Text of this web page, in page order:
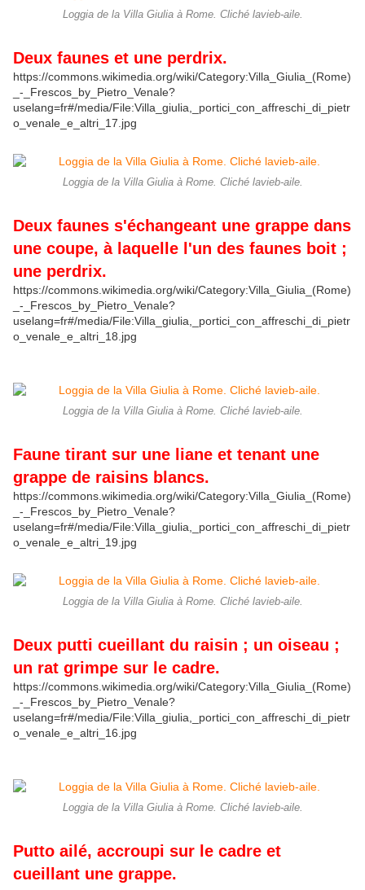
Loggia de la Villa Giulia à Rome. Cliché lavieb-aile.
Deux faunes et une perdrix.
https://commons.wikimedia.org/wiki/Category:Villa_Giulia_(Rome)
_-_Frescos_by_Pietro_Venale?
uselang=fr#/media/File:Villa_giulia,_portici_con_affreschi_di_pietr
o_venale_e_altri_17.jpg
Loggia de la Villa Giulia à Rome. Cliché lavieb-aile.
Deux faunes s'échangeant une grappe dans
une coupe, à laquelle l'un des faunes boit ;
une perdrix.
https://commons.wikimedia.org/wiki/Category:Villa_Giulia_(Rome)
_-_Frescos_by_Pietro_Venale?
uselang=fr#/media/File:Villa_giulia,_portici_con_affreschi_di_pietr
o_venale_e_altri_18.jpg
Loggia de la Villa Giulia à Rome. Cliché lavieb-aile.
Faune tirant sur une liane et tenant une
grappe de raisins blancs.
https://commons.wikimedia.org/wiki/Category:Villa_Giulia_(Rome)
_-_Frescos_by_Pietro_Venale?
uselang=fr#/media/File:Villa_giulia,_portici_con_affreschi_di_pietr
o_venale_e_altri_19.jpg
Loggia de la Villa Giulia à Rome. Cliché lavieb-aile.
Deux putti cueillant du raisin ; un oiseau ;
un rat grimpe sur le cadre.
https://commons.wikimedia.org/wiki/Category:Villa_Giulia_(Rome)
_-_Frescos_by_Pietro_Venale?
uselang=fr#/media/File:Villa_giulia,_portici_con_affreschi_di_pietr
o_venale_e_altri_16.jpg
Loggia de la Villa Giulia à Rome. Cliché lavieb-aile.
Putto ailé, accroupi sur le cadre et
cueillant une grappe.